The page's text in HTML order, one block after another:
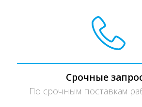
Срочные
По срочным поставкам